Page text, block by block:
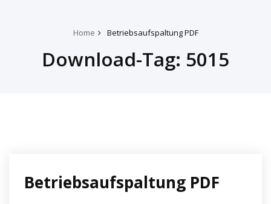
Home Betriebsaufspaltung PDF
Download-Tag: 5015
Betriebsaufspaltung PDF